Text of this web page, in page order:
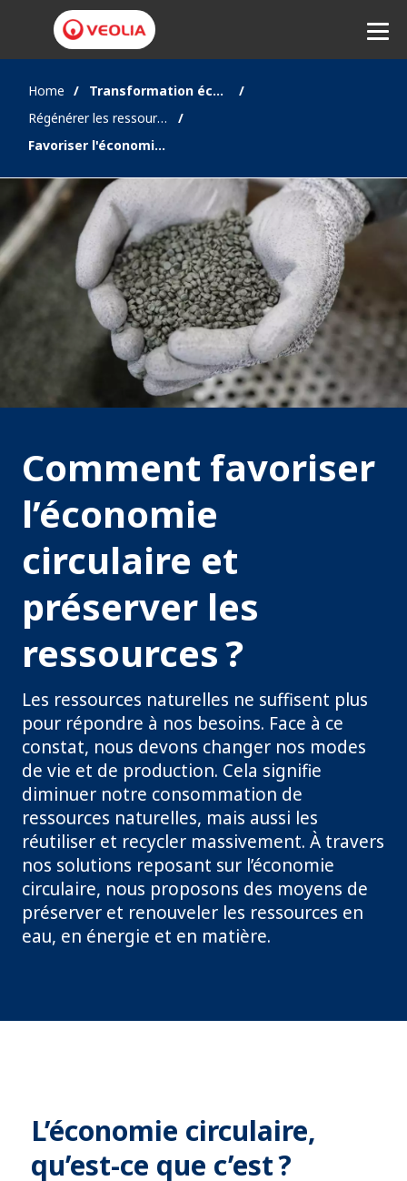
Home
Transformation écologique
Régénérer les ressources
Favoriser l'économie circulaire
Comment favoriser
l’économie
circulaire et
préserver les
ressources ?
Les ressources naturelles ne suffisent plus
pour répondre à nos besoins. Face à ce
constat, nous devons changer nos modes
de vie et de production. Cela signifie
diminuer notre consommation de
ressources naturelles, mais aussi les
réutiliser et recycler massivement. À travers
nos solutions reposant sur l’économie
circulaire, nous proposons des moyens de
préserver et renouveler les ressources en
eau, en énergie et en matière.
L’économie circulaire,
qu’est-ce que c’est ?